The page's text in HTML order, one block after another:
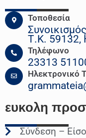
Τοποθεσία
Τ.Κ. 59132,
Τηλέφωνο
23313
Ηλεκτρονικό
ευκολη
Σύνδεση –